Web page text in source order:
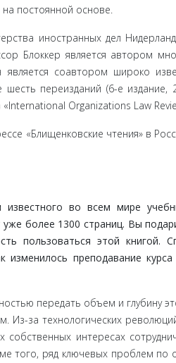
на постоянной основе.
иностранных дел
Блоккер является автором
соавтором широко
переизданий (6-е издание,
Organizations Law
«Блищенковские чтения» в
во всем мире
более 1300 страниц. Вы
пользоваться этой книгой.
преподавание
передать объем и глубину
Из-за технологических
интересах
того, ряд ключевых проблем по